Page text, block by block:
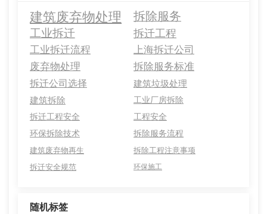
建筑废弃物处理 拆除服务
工业拆迁 拆迁工程
工业拆迁流程
上海拆迁公司
废弃物处理
拆除服务标准
拆迁公司选择
建筑垃圾处理
建筑拆除
工业厂房拆除
拆迁工程安全
工程安全
环保拆除技术
拆除服务流程
建筑废弃物再生
拆除工程注意事项
拆迁安全规范
环保施工
随机标签